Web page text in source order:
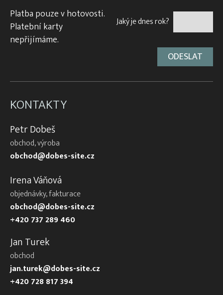
Platba pouze v hotovosti.
Platební karty
nepřijímáme.
Jaký je dnes rok?
KONTAKTY
Petr Dobeš
obchod, výroba
obchod@dobes-site.cz
Irena Váňová
objednávky, fakturace
obchod@dobes-site.cz
+420 737 289 460
Jan Turek
obchod
jan.turek@dobes-site.cz
+420 728 817 394